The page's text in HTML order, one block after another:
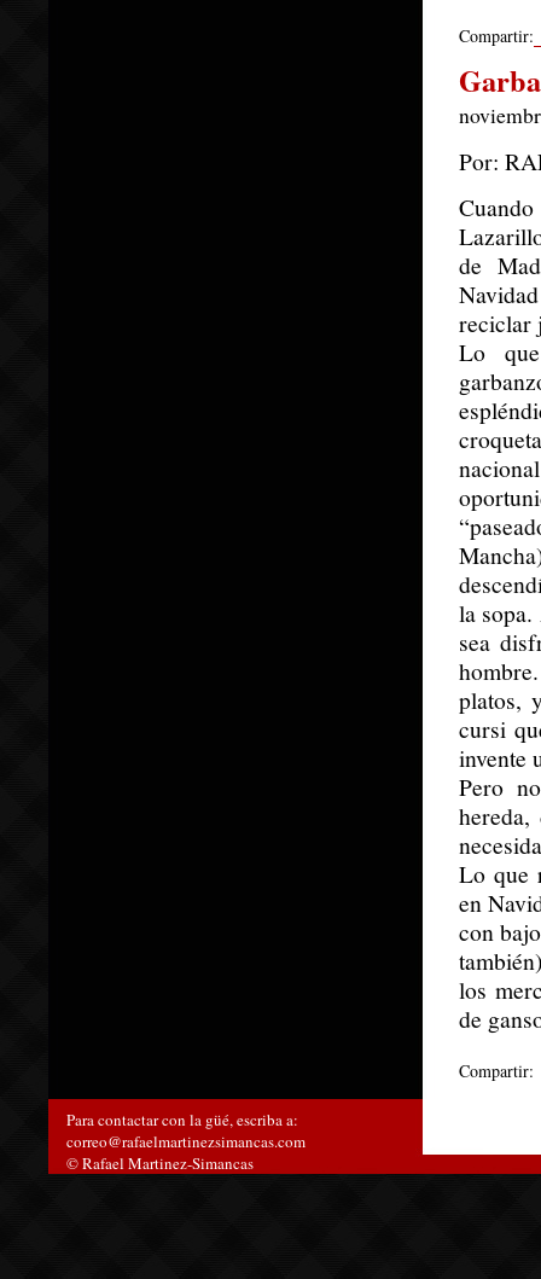
Compartir:
Por:
de
reciclar
Lo
la
sea
platos,
cursi
invente
Pero
Lo que
en
con
los
de
Compartir:
Para contactar con la güé, escriba a:
correo@rafaelmartinezsimancas.com
© Rafael Martinez-Simancas